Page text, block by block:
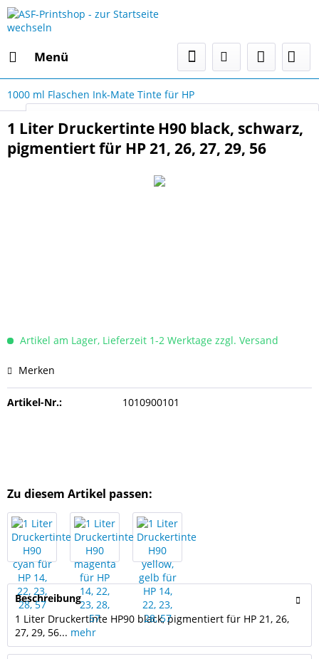
Menü
Select Language
1000 ml Flaschen Ink-Mate Tinte für HP
1 Liter Druckertinte H90 black, schwarz,
pigmentiert für HP 21, 26, 27, 29, 56
Artikel am Lager, Lieferzeit 1-2 Werktage zzgl. Versand
Merken
Artikel-Nr.: 1010900101
Zu diesem Artikel passen:
Beschreibung
1 Liter Druckertinte HP90 black, pigmentiert für HP 21, 26,
27, 29, 56... mehr